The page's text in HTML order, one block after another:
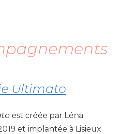
Ultimato
est créée par Léna
et implantée à Lisieux